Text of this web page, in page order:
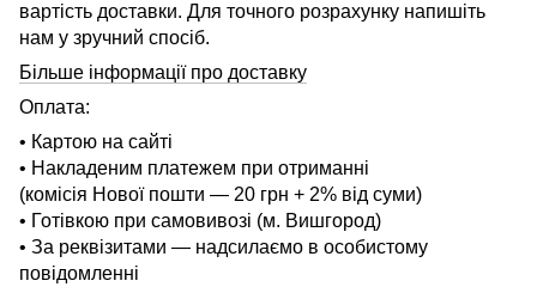
вартість доставки. Для точного розрахунку напишіть
нам у зручний спосіб.
Більше інформації про доставку
Оплата:
• Картою на сайті
• Накладеним платежем при отриманні
(комісія Нової пошти — 20 грн + 2% від суми)
• Готівкою при самовивозі (м. Вишгород)
• За реквізитами — надсилаємо в особистому
повідомленні